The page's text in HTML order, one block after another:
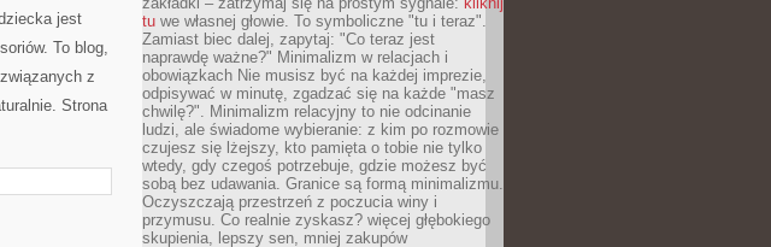
jest
To blog,
z
Strona
tu we własnej głowie. To symboliczne "tu i teraz".
Zamiast biec dalej, zapytaj: "Co teraz jest
naprawdę ważne?" Minimalizm w relacjach i
obowiązkach Nie musisz być na każdej imprezie,
odpisywać w minutę, zgadzać się na każde "masz
chwilę?". Minimalizm relacyjny to nie odcinanie
ludzi, ale świadome wybieranie: z kim po rozmowie
czujesz się lżejszy, kto pamięta o tobie nie tylko
wtedy, gdy czegoś potrzebuje, gdzie możesz być
sobą bez udawania. Granice są formą minimalizmu.
Oczyszczają przestrzeń z poczucia winy i
przymusu. Co realnie zyskasz? więcej głębokiego
skupienia, lepszy sen, mniej zakupów